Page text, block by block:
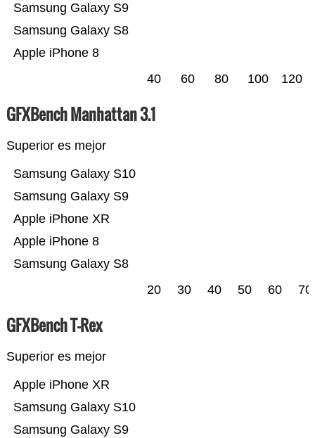
Apple iPhone 8
Samsung Galaxy S8
Samsung Galaxy S9
40 60 80 100 120
GFXBench Manhattan 3.1
Superior es mejor
Samsung Galaxy S8
Apple iPhone 8
Apple iPhone XR
Samsung Galaxy S9
Samsung Galaxy S10
20 30 40 50 60 70
GFXBench T-Rex
Superior es mejor
Samsung Galaxy S9
Samsung Galaxy S10
Apple iPhone XR